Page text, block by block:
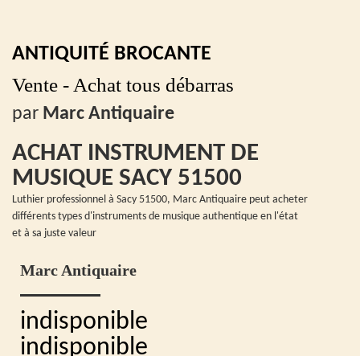
ANTIQUITÉ BROCANTE
Vente - Achat tous débarras
par Marc Antiquaire
ACHAT INSTRUMENT DE
MUSIQUE SACY 51500
Luthier professionnel à Sacy 51500, Marc Antiquaire peut acheter
différents types d'instruments de musique authentique en l'état
et à sa juste valeur
Marc Antiquaire
indisponible
indisponible